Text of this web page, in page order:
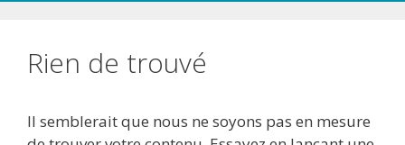
Rien de trouvé
Il semblerait que nous ne soyons pas en mesure